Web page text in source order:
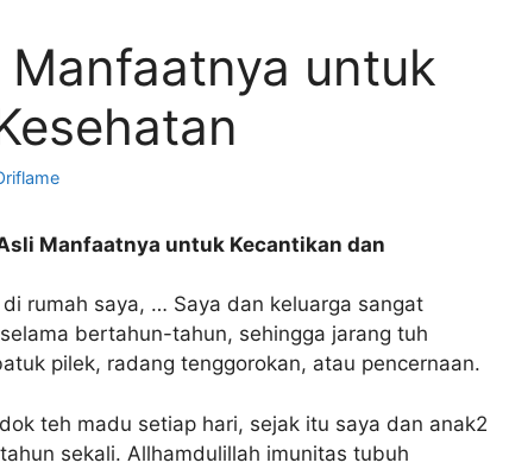
untuk
Manfaatnya untuk Kecantikan dan
rumah saya, … Saya dan keluarga sangat
bertahun-tahun, sehingga jarang tuh
pilek, radang tenggorokan, atau pencernaan.
teh madu setiap hari, sejak itu saya dan anak2
sekali. Allhamdulillah imunitas tubuh